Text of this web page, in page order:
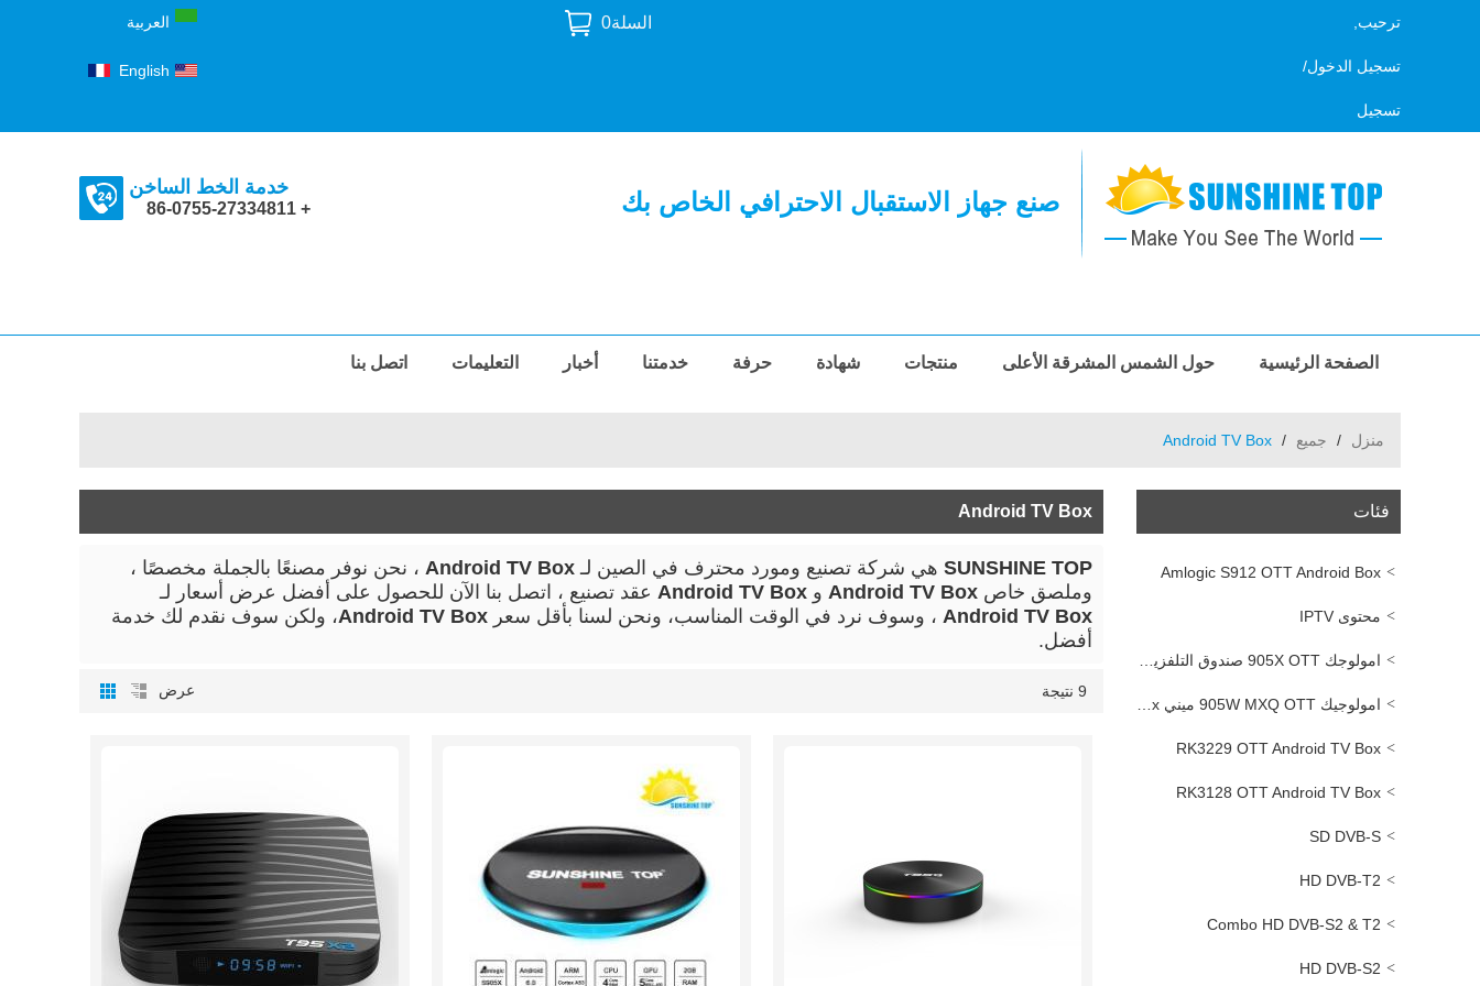
ترحيب,
تسجيل الدخول/
تسجيل
السلة0 العربية
English
صنع جهاز الاستقبال الاحترافي الخاص بك خدمة الخط الساخن
+ 86-0755-27334811
الصفحة الرئيسية حول الشمس المشرقة الأعلى منتجات شهادة حرفة خدمتنا أخبار التعليمات اتصل بنا
منزل / جميع /
Android TV Box
فئات
Amlogic S912 OTT Android Box
محتوى IPTV
امولوجك 905X OTT صندوق التلفزيون الذكي
امولوجيك 905W MXQ OTT ميني TV Box
RK3229 OTT Android TV Box
RK3128 OTT Android TV Box
SD DVB-S
HD DVB-T2
Combo HD DVB-S2 & T2
HD DVB-S2
Android TV Box
SUNSHINE TOP هي شركة تصنيع ومورد محترف في الصين لـ Android TV Box ، نحن نوفر مصنعًا بالجملة مخصصًا ،
وملصق خاص Android TV Box و Android TV Box عقد تصنيع ، اتصل بنا الآن للحصول على أفضل عرض أسعار لـ
Android TV Box ، وسوف نرد في الوقت المناسب، ونحن لسنا بأقل سعر Android TV Box، ولكن سوف نقدم لك خدمة
أفضل.
9 نتيجة عرض عرض